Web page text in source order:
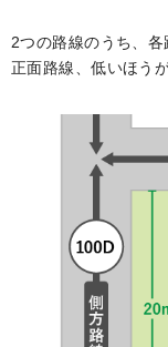
2つの路線のうち、
正面路線、低いほう